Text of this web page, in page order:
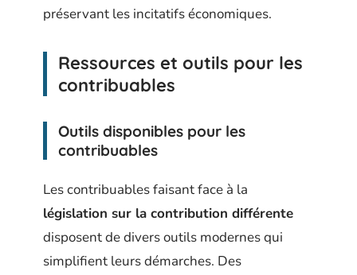
préservant les incitatifs économiques.
Ressources et outils pour les
contribuables
Outils disponibles pour les
contribuables
Les contribuables faisant face à la
législation sur la contribution différente
disposent de divers outils modernes qui
simplifient leurs démarches. Des